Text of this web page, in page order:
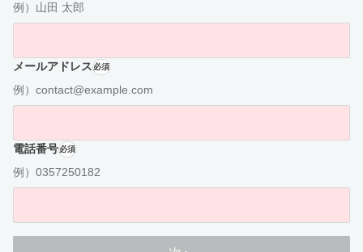
例）山田 太郎
メールアドレス必須
例）contact@example.com
電話番号必須
例）0357250182